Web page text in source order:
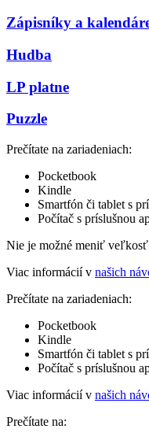
Zápisníky a
Hudba
LP platne
Puzzle
Prečítate na zariadeniach:
Pocketbook
Kindle
Smartfón či tablet s
Počítač s príslušnou
Nie je možné meniť veľkosť
Viac informácií v našich
Prečítate na zariadeniach:
Pocketbook
Kindle
Smartfón či tablet s
Počítač s príslušnou
Viac informácií v našich
Prečítate na: